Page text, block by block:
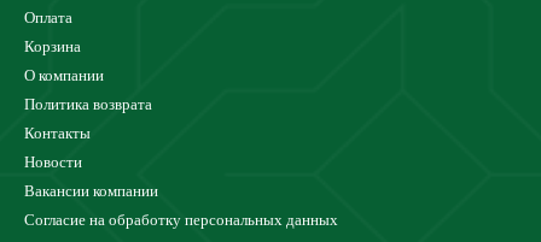
Оплата
Корзина
О компании
Политика возврата
Контакты
Новости
Вакансии компании
Согласие на обработку персональных данных